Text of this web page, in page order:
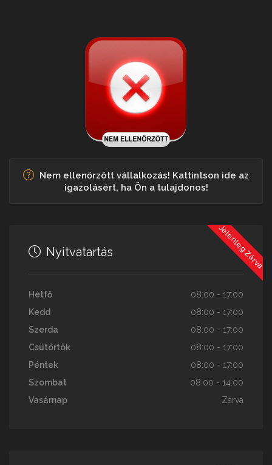
Nem ellenőrzött vállalkozás! Kattintson ide az
igazolásért, ha Ön a tulajdonos!
Jelenleg Zárva
Nyitvatartás
Hétfő
08:00 - 17:00
Kedd
08:00 - 17:00
Szerda
08:00 - 17:00
Csütörtök
08:00 - 17:00
Péntek
08:00 - 17:00
Szombat
08:00 - 14:00
Vasárnap
Zárva